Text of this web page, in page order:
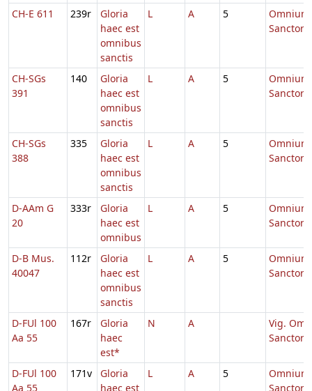
CH-E 611 239r
Gloria
haec est
omnibus
sanctis
L A 5
Omnium
CH-SGs
391
140
Gloria
haec est
omnibus
sanctis
L A 5
Omnium
CH-SGs
388
335
Gloria
haec est
omnibus
sanctis
L A 5
Omnium
D-AAm G
20
333r
Gloria
haec est
omnibus
L A 5
Omnium
D-B Mus.
40047
112r
Gloria
haec est
omnibus
sanctis
L A 5
Omnium
D-FUl 100
Aa 55
167r
Gloria
haec
est*
N A
Vig. Om.
D-FUl 100
Aa 55
171v
Gloria
haec est
L A 5
Omnium